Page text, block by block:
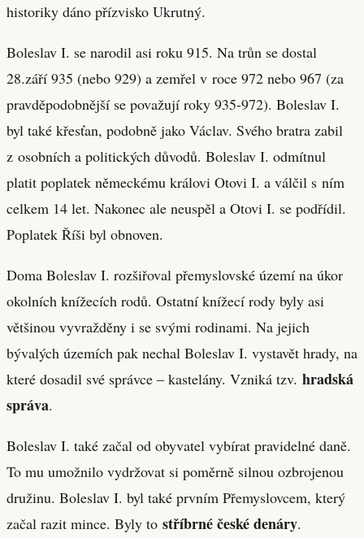
historiky dáno přízvisko Ukrutný.
Boleslav I. se narodil asi roku 915. Na trůn se dostal
28.září 935 (nebo 929) a zemřel v roce 972 nebo 967 (za
pravděpodobnější se považují roky 935-972). Boleslav I.
byl také křesťan, podobně jako Václav. Svého bratra zabil
z osobních a politických důvodů. Boleslav I. odmítnul
platit poplatek německému královi Otovi I. a válčil s ním
celkem 14 let. Nakonec ale neuspěl a Otovi I. se podřídil.
Poplatek Říši byl obnoven.
Doma Boleslav I. rozšiřoval přemyslovské území na úkor
okolních knížecích rodů. Ostatní knížecí rody byly asi
většinou vyvražděny i se svými rodinami. Na jejich
bývalých územích pak nechal Boleslav I. vystavět hrady, na
které dosadil své správce – kastelány. Vzniká tzv. hradská
správa.
Boleslav I. také začal od obyvatel vybírat pravidelné daně.
To mu umožnilo vydržovat si poměrně silnou ozbrojenou
družinu. Boleslav I. byl také prvním Přemyslovcem, který
začal razit mince. Byly to stříbrné české denáry.